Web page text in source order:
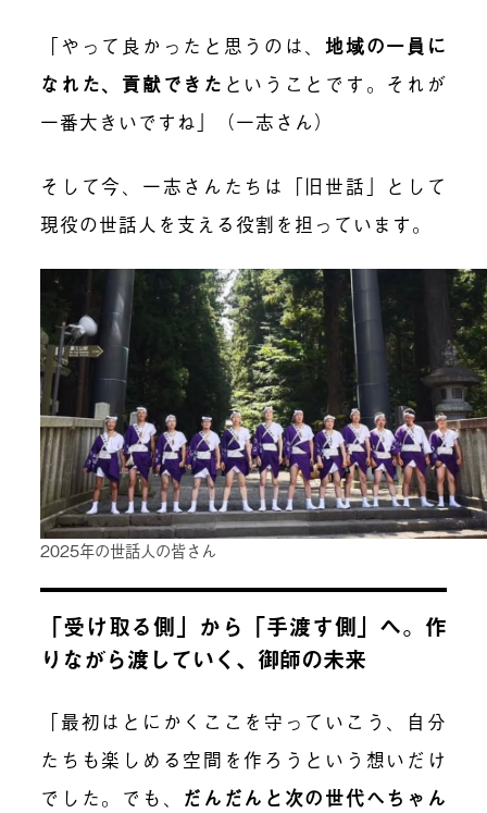
「やって良かったと思うのは、地域の一員に
なれた、貢献できた ということです。それが
一番大きいですね」（一志さん）
そして今、一志さんたちは「旧世話」として
現役の世話人を支える役割を担っています。
2025年の世話人の皆さん
「受け取る側」から「手渡す側」へ。作
りながら渡していく、御師の未来
「最初はとにかくここを守っていこう、自分
たちも楽しめる空間を作ろうという想いだけ
でした。でも、 だんだんと次の世代へちゃん